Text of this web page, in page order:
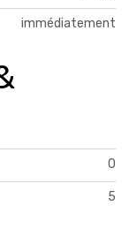
immédiatement
0
5